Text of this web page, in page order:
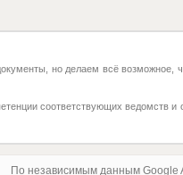
но делаем всё возможное,
соответствующих ведомств и
По независимым данным Google